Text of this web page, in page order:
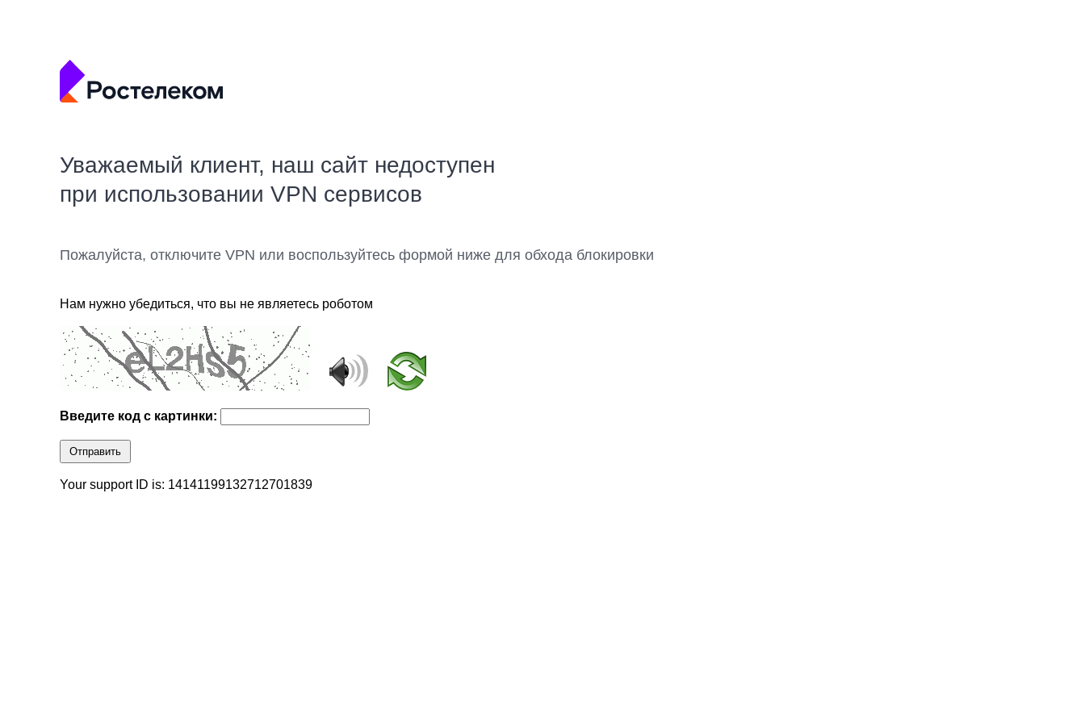
Уважаемый клиент, наш сайт недоступен
при использовании VPN сервисов
Пожалуйста, отключите VPN или воспользуйтесь формой ниже для обхода блокировки
Нам нужно убедиться, что вы не являетесь роботом
Введите код с картинки:
Отправить
Your support ID is: 14141199132712701839